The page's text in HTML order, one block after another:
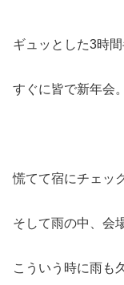
ギュッとした3時間
すぐに皆で新年会。
慌てて宿にチェッ
そして雨の中、会
こういう時に雨も